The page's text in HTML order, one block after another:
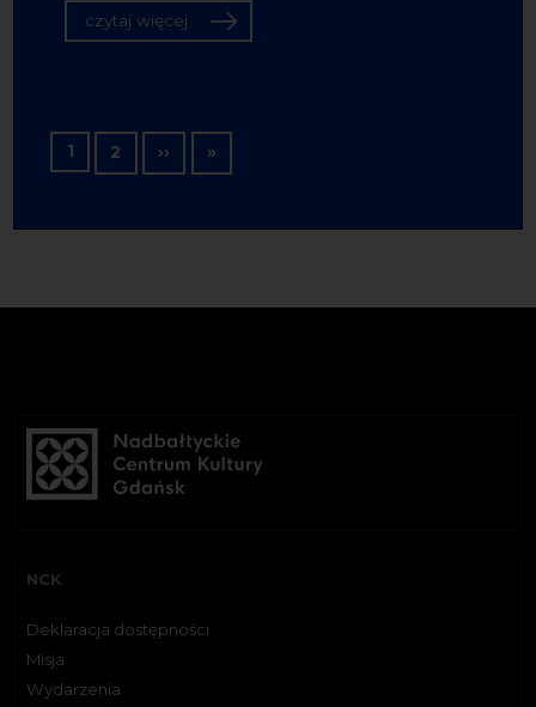
czytaj więcej
Stronicowanie
1 2 ›› Następna strona
»Ostatnia strona
NCK
Deklaracja dostępności
Misja
Wydarzenia